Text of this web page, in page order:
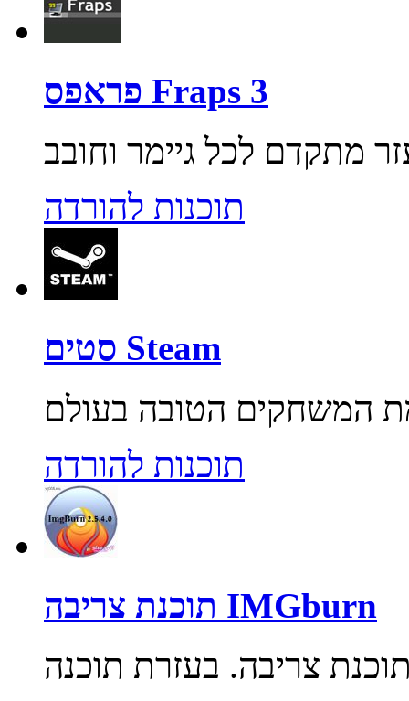
פראפס Fraps 3
תוכנות להורדה
סטים Steam
תוכנות להורדה
תוכנת צריבה IMGburn